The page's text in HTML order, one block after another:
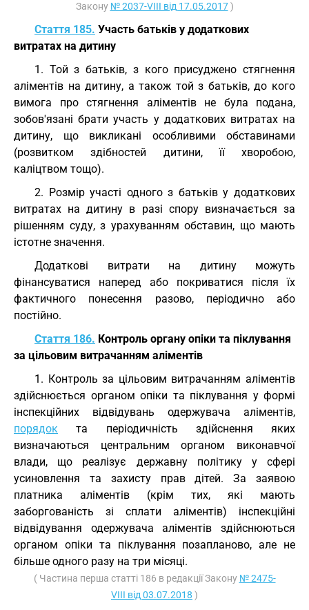
Закону № 2037-VIII від 17.05.2017)
Стаття 185. Участь батьків у додаткових
витратах на дитину
1. Той з батьків, з кого присуджено стягнення
аліментів на дитину, а також той з батьків, до кого
вимога про стягнення аліментів не була подана,
зобов'язані брати участь у додаткових витратах на
дитину, що викликані особливими обставинами
(розвитком здібностей дитини, її хворобою,
каліцтвом тощо).
2. Розмір участі одного з батьків у додаткових
витратах на дитину в разі спору визначається за
рішенням суду, з урахуванням обставин, що мають
істотне значення.
Додаткові витрати на дитину можуть
фінансуватися наперед або покриватися після їх
фактичного понесення разово, періодично або
постійно.
Стаття 186. Контроль органу опіки та піклування
за цільовим витрачанням аліментів
1. Контроль за цільовим витрачанням аліментів
здійснюється органом опіки та піклування у формі
інспекційних відвідувань одержувача аліментів,
порядок та періодичність здійснення яких
визначаються центральним органом виконавчої
влади, що реалізує державну політику у сфері
усиновлення та захисту прав дітей. За заявою
платника аліментів (крім тих, які мають
заборгованість зі сплати аліментів) інспекційні
відвідування одержувача аліментів здійснюються
органом опіки та піклування позапланово, але не
більше одного разу на три місяці.
( Частина перша статті 186 в редакції Закону № 2475-
VIII від 03.07.2018 )